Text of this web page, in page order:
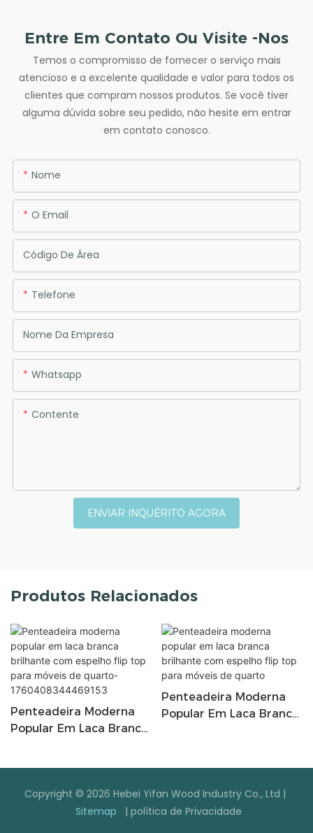
Entre Em Contato Ou Visite -nos
Temos o compromisso de fornecer o serviço mais
atencioso e a excelente qualidade e valor para todos os
clientes que compram nossos produtos. Se você tiver
alguma dúvida sobre seu pedido, não hesite em entrar
em contato conosco.
Nome
O Email
Código De Área
Telefone
Nome Da Empresa
Whatsapp
Contente
ENVIAR INQUÉRITO AGORA
Produtos Relacionados
Penteadeira Moderna
Popular Em Laca Branca
1760408344469153
Penteadeira Moderna
Popular Em Laca Branca
Copyright © 2026 Hebei Yifan Wood Industry Co., Ltd |
Sitemap
| política de Privacidade